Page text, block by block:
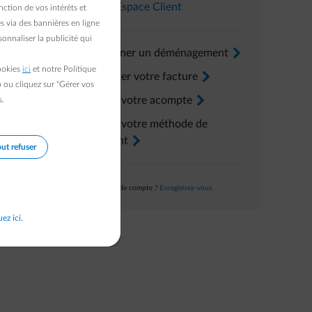
Dans l’ Espace Client
Renseigner un déménagement arrow-right
Consulter votre facture arrow-right
Ajuster votre acompte arrow-right
Ajuster votre méthode de
paiement arrow-right
Pas encore de compte ? Enregistrez-vous
de vos intérêts et
via des bannières en ligne
la publicité qui
ici et notre Politique
ou cliquez sur "Gérer vos
refuser
ici.